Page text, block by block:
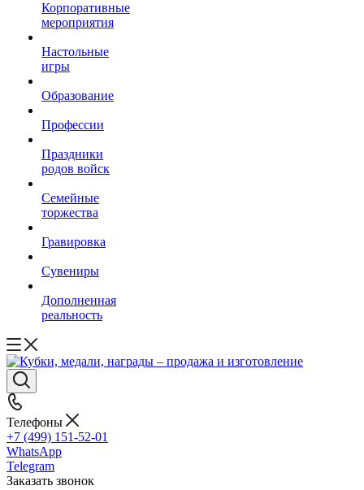
Корпоративные
мероприятия
Настольные
игры
Образование
Профессии
Праздники
родов войск
Семейные
торжества
Гравировка
Сувениры
Дополненная
реальность
Телефоны
+7 (499) 151-52-01
WhatsApp
Telegram
Заказать звонок